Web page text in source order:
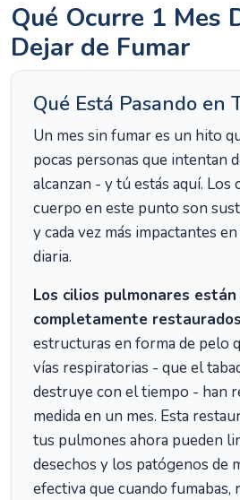
Qué Ocurre 1 Mes
Dejar de Fumar
Qué Está Pasando en
Un mes sin fumar es un hito
pocas personas que intentan
alcanzan - y tú estás aquí. Los
cuerpo en este punto son
y cada vez más impactantes
diaria.
Los cilios pulmonares están
completamente
estructuras en forma de pelo
vías respiratorias - que el
destruye con el tiempo - han
medida en un mes. Esta
tus pulmones ahora pueden
desechos y los patógenos de
efectiva que cuando fumabas,